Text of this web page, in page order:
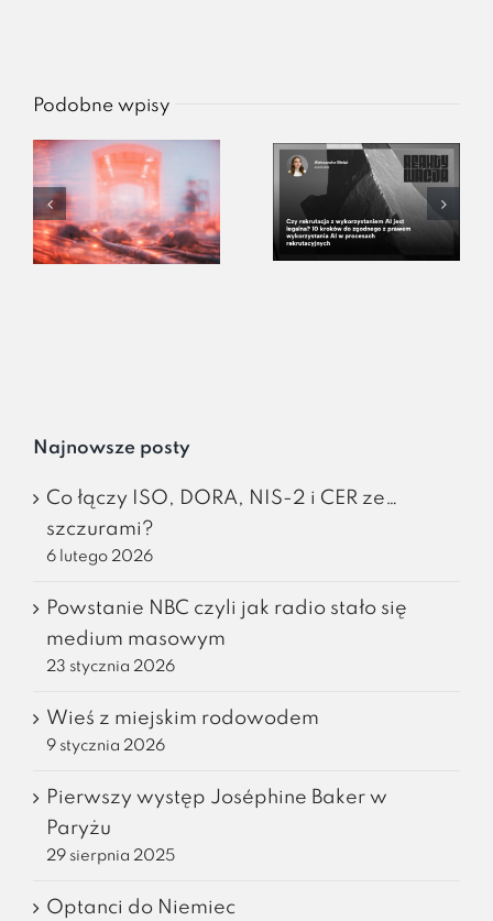
Podobne wpisy
Najnowsze posty
Co łączy ISO, DORA, NIS-2 i CER ze…
szczurami?
6 lutego 2026
Powstanie NBC czyli jak radio stało się
medium masowym
23 stycznia 2026
Wieś z miejskim rodowodem
9 stycznia 2026
Pierwszy występ Joséphine Baker w
Paryżu
29 sierpnia 2025
Optanci do Niemiec